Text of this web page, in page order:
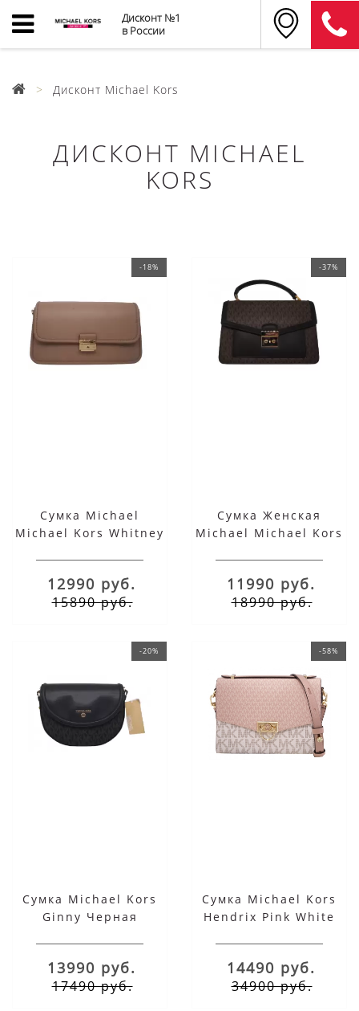
Дисконт №1
в России
Дисконт Michael Kors
ДИСКОНТ MICHAEL
KORS
-18%
Сумка Michael
Michael Kors Whitney
12990 руб.
15890 руб.
-37%
Сумка Женская
Michael Michael Kors
11990 руб.
18990 руб.
-20%
Сумка Michael Kors
Ginny Черная
13990 руб.
17490 руб.
-58%
Сумка Michael Kors
Hendrix Pink White
14490 руб.
34900 руб.